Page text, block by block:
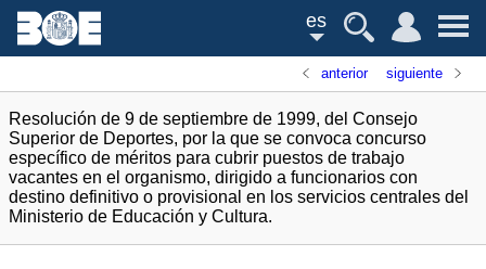
es
anterior siguiente
Resolución de 9 de septiembre de 1999, del Consejo
Superior de Deportes, por la que se convoca concurso
específico de méritos para cubrir puestos de trabajo
vacantes en el organismo, dirigido a funcionarios con
destino definitivo o provisional en los servicios centrales del
Ministerio de Educación y Cultura.